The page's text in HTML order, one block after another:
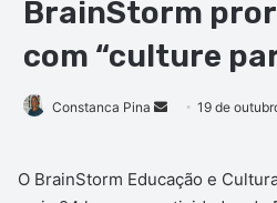
BrainStorm
com “culture
Constanca Pina
Mande
mail
19 de
O BrainStorm Educação e